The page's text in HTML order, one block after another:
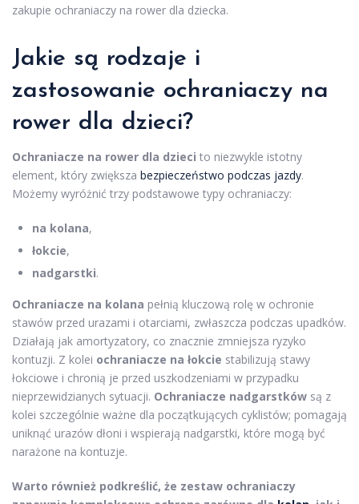
zakupie ochraniaczy na rower dla dziecka.
Jakie są rodzaje i
zastosowanie ochraniaczy na
rower dla dzieci?
Ochraniacze na rower dla dzieci to niezwykle istotny
element, który zwiększa bezpieczeństwo podczas jazdy.
Możemy wyróżnić trzy podstawowe typy ochraniaczy:
na kolana,
łokcie,
nadgarstki.
Ochraniacze na kolana pełnią kluczową rolę w ochronie
stawów przed urazami i otarciami, zwłaszcza podczas upadków.
Działają jak amortyzatory, co znacznie zmniejsza ryzyko
kontuzji. Z kolei ochraniacze na łokcie stabilizują stawy
łokciowe i chronią je przed uszkodzeniami w przypadku
nieprzewidzianych sytuacji. Ochraniacze nadgarstków są z
kolei szczególnie ważne dla początkujących cyklistów; pomagają
uniknąć urazów dłoni i wspierają nadgarstki, które mogą być
narażone na kontuzje.
Warto również podkreślić, że zestaw ochraniaczy